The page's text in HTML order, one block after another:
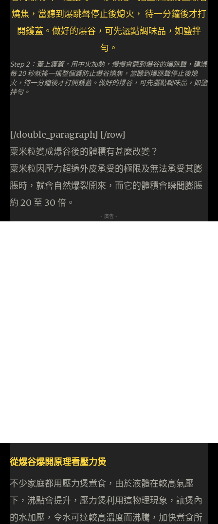
Step 2：蓋上鑊蓋，用中火加熱，慢慢會聽到爆谷的爆跳聲，建議
每 20 秒就搖一搖整個鑊防止爆谷燒焦，當聽到爆跳聲停止後熄
火，待一分鐘後才打開鑊蓋。做好的爆谷，可先灑點調味品，如鹽
拌勻。
[/double_paragraph] [/row]
粟米粒變成爆谷後的體積有甚麼改變？
粟米粒因壓力超過外皮承受的極限及無法承受其膨
脹時，就會自然爆裂開來，而它的體積會瞬間膨脹
約 20 至 30 倍。
- 廣告 -
從爆谷爆開原理看壓力煲
不少家庭都用壓力煲煮食，由於液體在較高氣壓
下，沸點會提升，壓力煲利用這物理現象，讓煲內
的水加壓，令水可達較高溫度而沸騰，加快煮食所